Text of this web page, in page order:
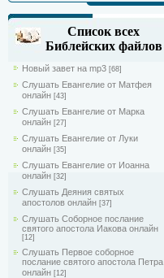
Список всех
Библейских файлов
Новый завет на mp3 [68]
Слушать Евангелие от Матфея
онлайн [43]
Слушать Евангелие от Марка
онлайн [27]
Слушать Евангелие от Луки
онлайн [35]
Слушать Евангелие от Иоанна
онлайн [32]
Слушать Деяния святых
апостолов онлайн [37]
Слушать Соборное послание
святого апостола Иакова онлайн
[12]
Слушать Первое соборное
послание святого апостола Петра
онлайн [12]